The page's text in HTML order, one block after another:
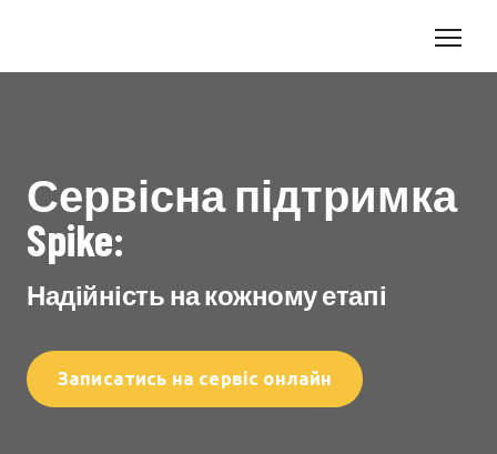
Сервісна підтримка
Spike:
Надійність на кожному етапі
Записатись на сервіс онлайн